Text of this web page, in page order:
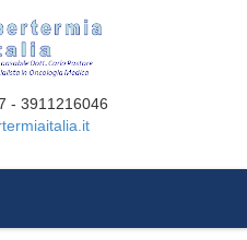
- 3911216046